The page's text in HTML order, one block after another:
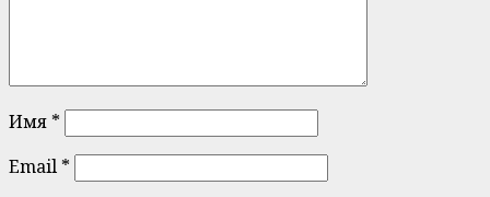
Имя *
Email *